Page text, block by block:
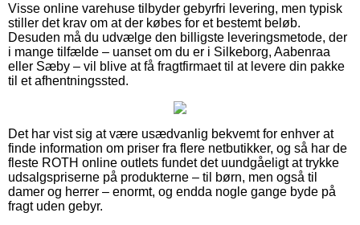
Visse online varehuse tilbyder gebyrfri levering, men typisk
stiller det krav om at der købes for et bestemt beløb.
Desuden må du udvælge den billigste leveringsmetode, der
i mange tilfælde – uanset om du er i Silkeborg, Aabenraa
eller Sæby – vil blive at få fragtfirmaet til at levere din pakke
til et afhentningssted.
Det har vist sig at være usædvanlig bekvemt for enhver at
finde information om priser fra flere netbutikker, og så har de
fleste ROTH online outlets fundet det uundgåeligt at trykke
udsalgspriserne på produkterne – til børn, men også til
damer og herrer – enormt, og endda nogle gange byde på
fragt uden gebyr.